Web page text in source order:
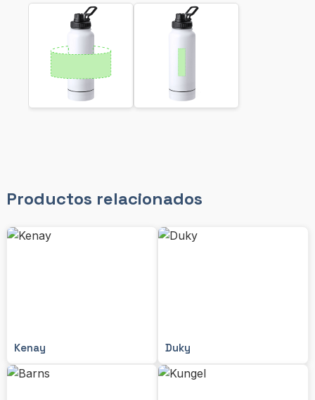
Productos relacionados
Kenay Duky